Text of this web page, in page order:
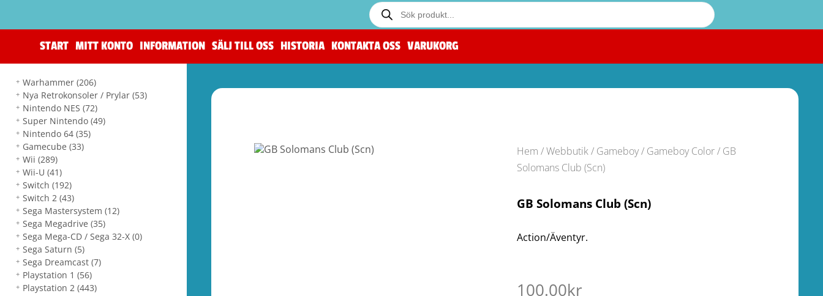
START MITT KONTO INFORMATION SÄLJ TILL OSS HISTORIA KONTAKTA OSS VARUKORG
Warhammer(206)
Nya Retrokonsoler / Prylar(53)
Nintendo NES(72)
Super Nintendo(49)
Nintendo 64(35)
Gamecube(33)
Wii(289)
Wii-U(41)
Switch(192)
Switch 2(43)
Sega Mastersystem(12)
Sega Megadrive(35)
Sega Mega-CD / Sega 32-X(0)
Sega Saturn(5)
Sega Dreamcast(7)
Playstation 1(56)
Playstation 2(443)
Hem /Webbutik/ Gameboy / Gameboy Color/ GB
Solomans Club (Scn)
GB Solomans Club (Scn)
Action/Äventyr.
100.00kr